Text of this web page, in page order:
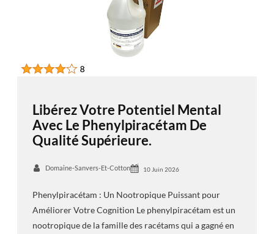
Libérez Votre Potentiel Mental
Avec Le Phenylpiracétam De
Qualité Supérieure.
Domaine-Sanvers-Et-Cotton 10 Juin 2026
Phenylpiracétam : Un Nootropique Puissant pour
Améliorer Votre Cognition Le phenylpiracétam est un
nootropique de la famille des racétams qui a gagné en